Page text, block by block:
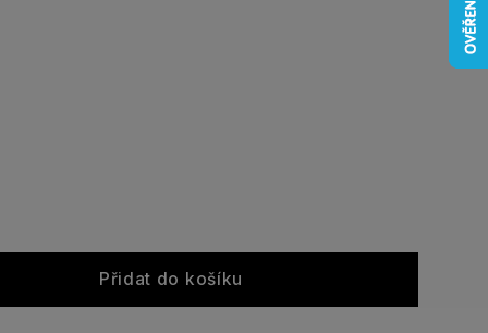
Přidat do košíku